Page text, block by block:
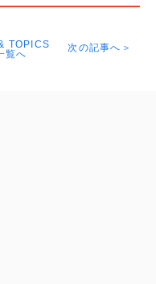
TOPICS
覧へ
次の記事へ＞